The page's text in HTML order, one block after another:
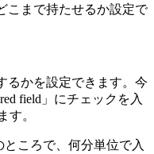
こまで持たせるか設定で
るかを設定できます。今
field」にチェックを入
す。
ところで、何分単位で入